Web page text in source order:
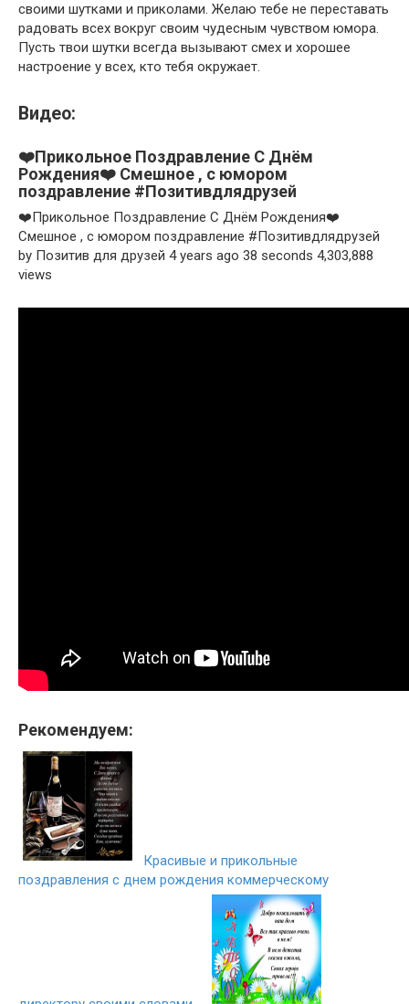
своими шутками и приколами. Желаю тебе не переставать
радовать всех вокруг своим чудесным чувством юмора.
Пусть твои шутки всегда вызывают смех и хорошее
настроение у всех, кто тебя окружает.
Видео:
❤️Прикольное Поздравление С Днём
Рождения❤️ Смешное , с юмором
поздравление #Позитивдлядрузей
❤️Прикольное Поздравление С Днём Рождения❤️
Смешное , с юмором поздравление #Позитивдлядрузей
by Позитив для друзей 4 years ago 38 seconds 4,303,888
views
Рекомендуем:
Красивые и прикольные
поздравления с днем рождения коммерческому